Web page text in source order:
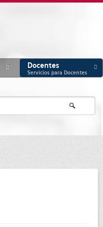
Docentes
Servicios para Docentes